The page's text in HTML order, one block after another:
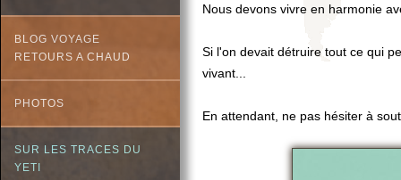
BLOG VOYAGE
RETOURS A CHAUD
PHOTOS
SUR LES TRACES DU
YETI
Nous devons vivre en harmonie
Si l'on devait détruire tout ce qui
vivant...
En attendant, ne pas hésiter à